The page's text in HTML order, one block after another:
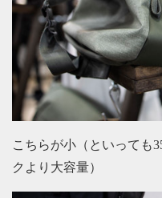
こちらが小（といっても
クより大容量）